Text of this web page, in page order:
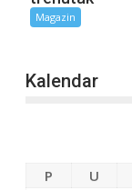
Magazin
Kalendar
P U